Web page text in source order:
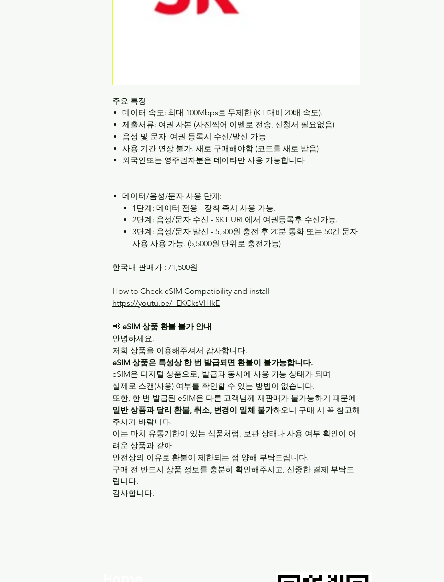
주요 특징
데이터 속도: 최대 100Mbps로 무제한 (KT 대비 20배 속도).
제출서류: 여권 사본 (사진찍어 이멜로 전송, 신청서 필요없음)
음성 및 문자: 여권 등록시 수신/발신 가능
사용 기간 연장 불가. 새로 구매해야함 (코드를 새로 받음)
외국인또는 영주권자분은 데이타만 사용 가능합니다
데이터/음성/문자 사용 단계:
1단계: 데이터 전용 - 장착 즉시 사용 가능.
2단계: 음성/문자 수신 - SKT URL에서 여권등록후 수신가능.
3단계: 음성/문자 발신 - 5,500원 충전 후 20분 통화 또는 50건 문자
사용 사용 가능. (5,5000원 단위로 충전가능)
한국내 판매가 : 71,500원
How to Check eSIM Compatibility and install
https://youtu.be/_EKCksVHIkE
📢 eSIM 상품 환불 불가 안내
안녕하세요.
저희 상품을 이용해주셔서 감사합니다.
eSIM 상품은 특성상 한 번 발급되면 환불이 불가능합니다.
eSIM은 디지털 상품으로, 발급과 동시에 사용 가능 상태가 되며
실제로 스캔(사용) 여부를 확인할 수 있는 방법이 없습니다.
또한, 한 번 발급된 eSIM은 다른 고객님께 재판매가 불가능하기 때문에
일반 상품과 달리 환불, 취소, 변경이 일체 불가하오니 구매 시 꼭 참고해
주시기 바랍니다.
이는 마치 유통기한이 있는 식품처럼, 보관 상태나 사용 여부 확인이 어
려운 상품과 같아
안전상의 이유로 환불이 제한되는 점 양해 부탁드립니다.
구매 전 반드시 상품 정보를 충분히 확인해주시고, 신중한 결제 부탁드
립니다.
감사합니다.